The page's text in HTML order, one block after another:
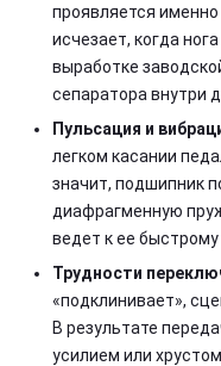
проявляется
исчезает, когда
выработке
сепаратора внутри
Пульсация и
легком касании
значит, подшипник
диафрагменную
ведет к ее быстрому
Трудности
«подклинивает»,
В результате
усилием или